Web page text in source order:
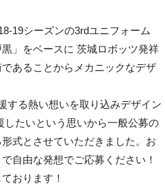
19シーズンの3rdユニフォーム
」をベースに 茨城ロボッツ発祥
あることからメカニックなデザ
する熱い想いを取り込みデザイン
たいという思いから一般公募の
式とさせていただきました。お
自由な発想でご応募ください！
おります！